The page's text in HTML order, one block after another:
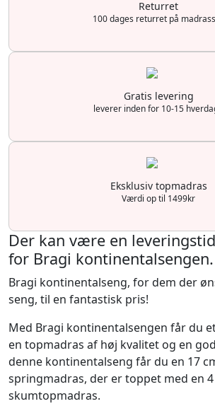
Returret
100 dages returret på
Gratis levering
leverer inden for 10-15
Eksklusiv topmadras
Værdi op til 1499kr
Der kan være en
for Bragi kontinentalsengen.
Bragi kontinentalseng, for dem der
seng, til en fantastisk pris!
Med Bragi kontinentalsengen får du
en topmadras af høj kvalitet og en
denne kontinentalseng får du en 17
springmadras, der er toppet med en
skumtopmadras.